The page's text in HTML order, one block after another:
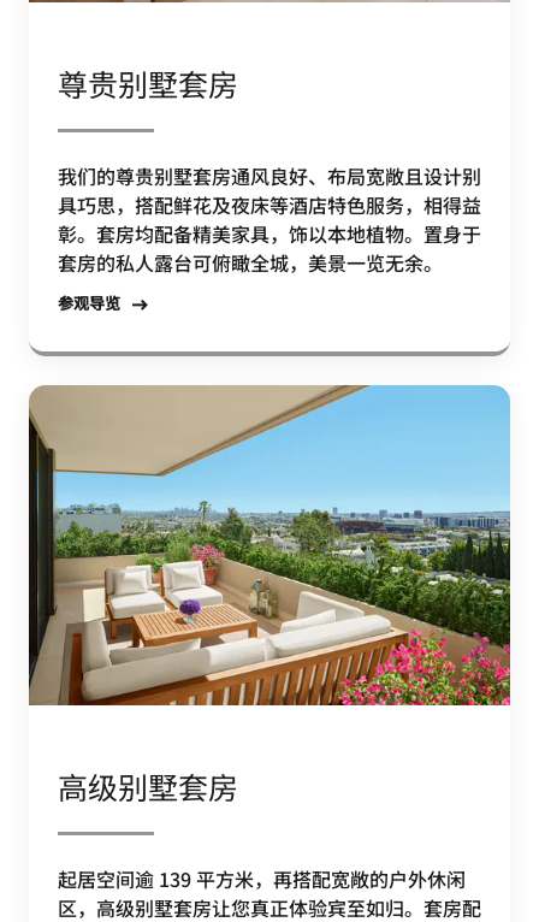
尊贵别墅套房
我们的尊贵别墅套房通风良好、布局宽敞且设计别
具巧思，搭配鲜花及夜床等酒店特色服务，相得益
彰。套房均配备精美家具，饰以本地植物。置身于
套房的私人露台可俯瞰全城，美景一览无余。
参观导览
高级别墅套房
起居空间逾 139 平方米，再搭配宽敞的户外休闲
区，高级别墅套房让您真正体验宾至如归。套房配